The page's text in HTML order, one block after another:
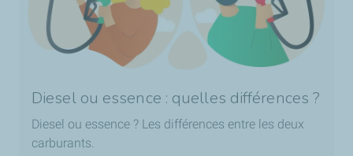
Diesel ou essence : quelles différences ?
Diesel ou essence ? Les différences entre les deux
carburants.